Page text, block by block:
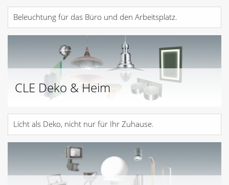
Beleuchtung für das Büro und den Arbeitsplatz.
CLE Deko & Heim
Licht als Deko, nicht nur für Ihr Zuhause.